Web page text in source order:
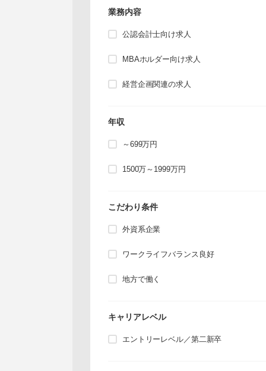
業務内容
公認会計士向け求人
MBAホルダー向け求人
経営企画関連の求人
年収
～699万円
1500万～1999万円
こだわり条件
外資系企業
ワークライフバランス良好
地方で働く
キャリアレベル
エントリーレベル／第二新卒